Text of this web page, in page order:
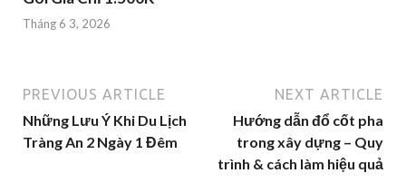
Tháng 6 3, 2026
PREVIOUS ARTICLE
Những Lưu Ý Khi Du Lịch
Tràng An 2 Ngày 1 Đêm
NEXT ARTICLE
Hướng dẫn đổ cốt pha
trong xây dựng – Quy
trình & cách làm hiệu quả